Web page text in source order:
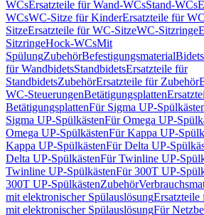
WCsErsatzteile für Wand-WCsStand-WCs
WCsWC-Sitze für KinderErsatzteile für
SitzeErsatzteile für WC-SitzeWC-Sitzringe
SitzringeHock-WCsMit
SpülungZubehörBefestigungsmaterialBidets
für WandbidetsStandbidetsErsatzteile für
StandbidetsZubehörErsatzteile für Zubehör
WC-SteuerungenBetätigungsplatten
BetätigungsplattenFür Sigma UP-
Sigma UP-SpülkästenFür Omega UP-
Omega UP-SpülkästenFür Kappa UP-
Kappa UP-SpülkästenFür Delta UP-
Delta UP-SpülkästenFür Twinline UP-
Twinline UP-SpülkästenFür 300T UP-
300T UP-SpülkästenZubehör
mit elektronischer SpülauslösungErsatzteile
mit elektronischer SpülauslösungFür